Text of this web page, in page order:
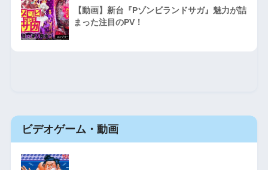
【動画】新台『Pゾンビランドサガ』魅力が詰
まった注目のPV！
ビデオゲーム・動画